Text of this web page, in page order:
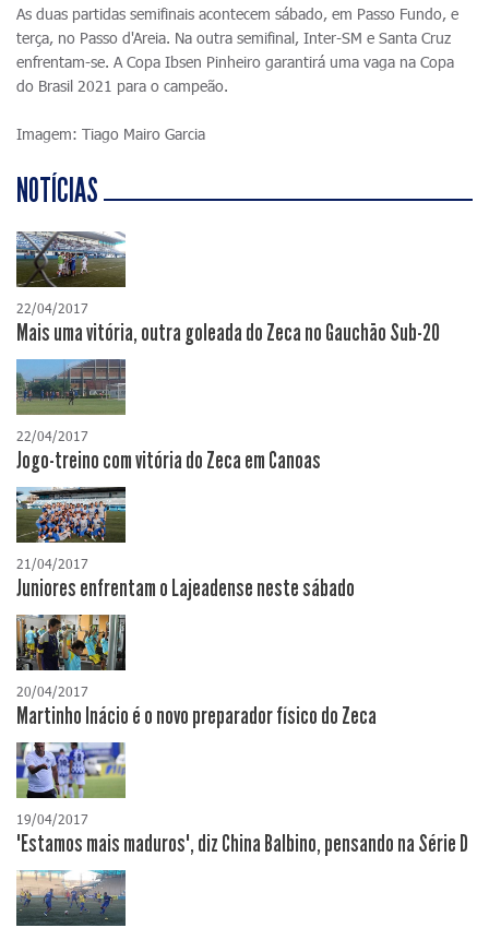
As duas partidas semifinais acontecem sábado, em Passo Fundo, e
terça, no Passo d'Areia. Na outra semifinal, Inter-SM e Santa Cruz
enfrentam-se. A Copa Ibsen Pinheiro garantirá uma vaga na Copa
do Brasil 2021 para o campeão.
Imagem: Tiago Mairo Garcia
NOTÍCIAS
22/04/2017
Mais uma vitória, outra goleada do Zeca no Gauchão Sub-20
22/04/2017
Jogo-treino com vitória do Zeca em Canoas
21/04/2017
Juniores enfrentam o Lajeadense neste sábado
20/04/2017
Martinho Inácio é o novo preparador físico do Zeca
19/04/2017
"Estamos mais maduros", diz China Balbino, pensando na Série D